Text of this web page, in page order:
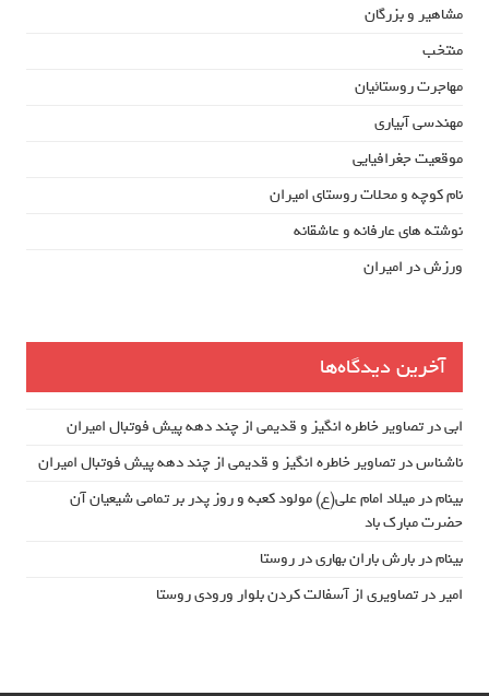
مشاهیر و بزرگان
منتخب
مهاجرت روستائیان
مهندسی آبیاری
موقعیت جغرافیایی
نام کوچه و محلات روستای امیران
نوشته های عارفانه و عاشقانه
ورزش در امیران
آخرین دیدگاه‌ها
ابیدرتصاویر خاطره انگیز و قدیمی از چند دهه پیش فوتبال امیران
ناشناسدرتصاویر خاطره انگیز و قدیمی از چند دهه پیش فوتبال امیران
بینامدرمیلاد امام علی(ع) مولود کعبه و روز پدر بر تمامی شیعیان آن
حضرت مبارک باد
بینامدربارش باران بهاری در روستا
امیردرتصاویری از آسفالت کردن بلوار ورودی روستا